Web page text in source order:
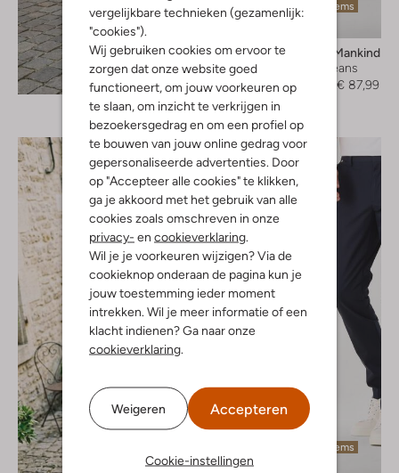
vergelijkbare technieken (gezamenlijk:
"cookies").
Wij gebruiken cookies om ervoor te
zorgen dat onze website goed
functioneert, om jouw voorkeuren op
te slaan, om inzicht te verkrijgen in
bezoekersgedrag en om een profiel op
te bouwen van jouw online gedrag voor
gepersonaliseerde advertenties. Door
op "Accepteer alle cookies" te klikken,
ga je akkoord met het gebruik van alle
cookies zoals omschreven in onze
privacy- en cookieverklaring.
Wil je je voorkeuren wijzigen? Via de
cookieknop onderaan de pagina kun je
jouw toestemming ieder moment
intrekken. Wil je meer informatie of een
klacht indienen? Ga naar onze
cookieverklaring.
Weigeren Accepteren
Cookie-instellingen
Ontdek de look
Laatste items
7 For All Mankind
Slim fit jeans
€ 219,99
€ 87,99
Laatste items